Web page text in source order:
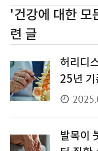
'건강에 대한 모
련 글
허리디
25년 기
발목이